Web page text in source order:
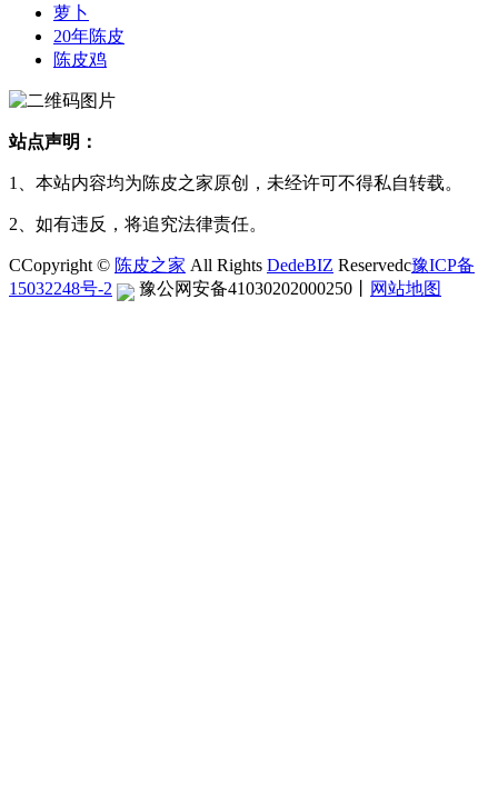
萝卜
20年陈皮
陈皮鸡
站点声明：
1、本站内容均为陈皮之家原创，未经许可不得私自转载。
2、如有违反，将追究法律责任。
CCopyright © 陈皮之家 All Rights DedeBIZ Reservedc豫ICP备
15032248号-2
豫公网安备41030202000250 网站地图